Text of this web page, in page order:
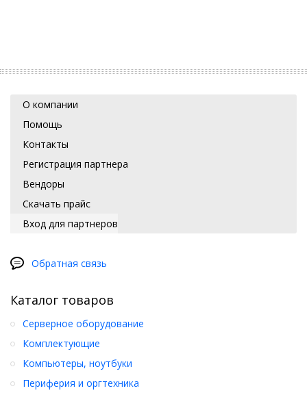
О компании
Помощь
Контакты
Регистрация партнера
Вендоры
Скачать прайс
Вход для партнеров
Обратная связь
Каталог товаров
Серверное оборудование
Комплектующие
Компьютеры, ноутбуки
Периферия и оргтехника